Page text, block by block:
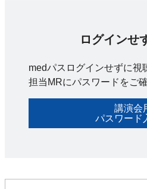
ログインせ
medパスログインせずに視
担当MRにパスワードをご
講演会
パスワード